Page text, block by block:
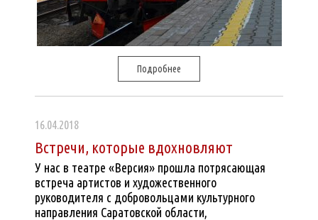
Подробнее
16.04.2018
Встречи, которые вдохновляют
У нас в театре «Версия» прошла потрясающая
встреча артистов и художественного
руководителя с добровольцами культурного
направления Саратовской области,